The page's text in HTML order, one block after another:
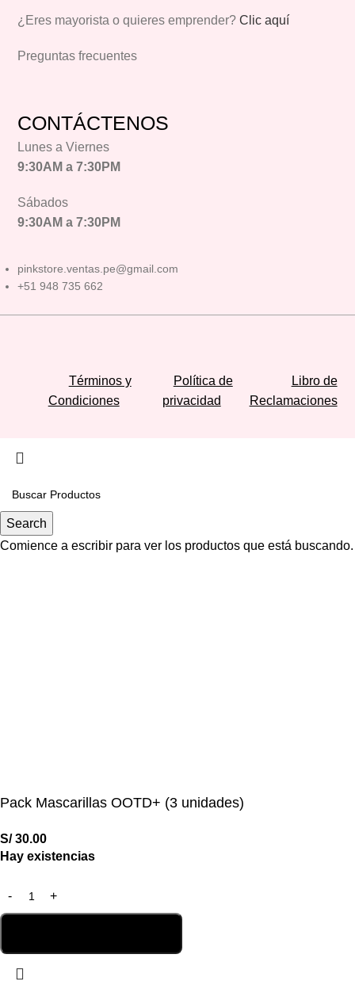
¿Eres mayorista o quieres emprender?Clic aquí
Preguntas frecuentes
CONTÁCTENOS
Lunes a Viernes
9:30AM a 7:30PM
Sábados
9:30AM a 7:30PM
pinkstore.ventas.pe@gmail.com
+51 948 735 662
Términos y
Condiciones
Política de
privacidad
Libro de
Reclamaciones
Search
Comience a escribir para ver los productos que está buscando.
Pack Mascarillas OOTD+ (3 unidades)
S/30.00
Hay existencias